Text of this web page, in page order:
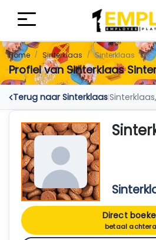
Home Sinterklaas Sinterklaas
Profiel van Sinterklaas
Terug naar Sinterklaas|
Direct
betaal